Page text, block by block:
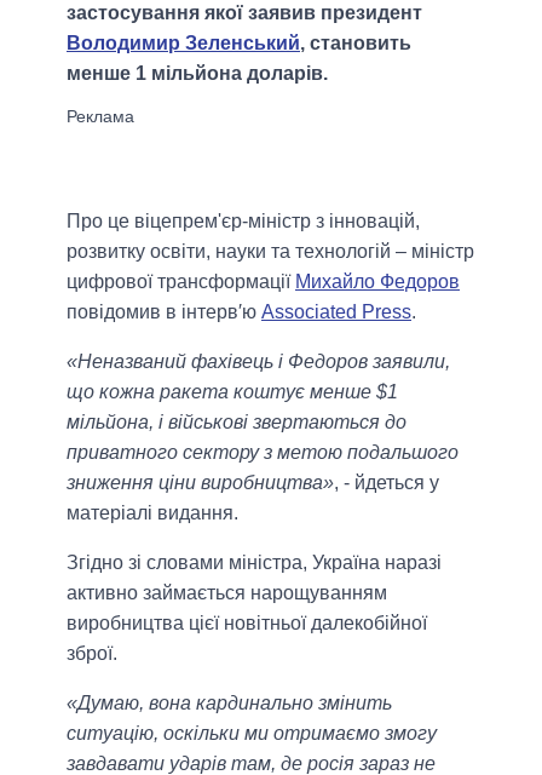
застосування якої заявив президент
Володимир Зеленський, становить
менше 1 мільйона доларів.
Про це віцепрем'єр-міністр з інновацій,
розвитку освіти, науки та технологій – міністр
цифрової трансформації Михайло Федоров
повідомив в інтерв′ю Associated Press.
«Неназваний фахівець і Федоров заявили,
що кожна ракета коштує менше $1
мільйона, і військові звертаються до
приватного сектору з метою подальшого
зниження ціни виробництва», - йдеться у
матеріалі видання.
Згідно зі словами міністра, Україна наразі
активно займається нарощуванням
виробництва цієї новітньої далекобійної
зброї.
«Думаю, вона кардинально змінить
ситуацію, оскільки ми отримаємо змогу
завдавати ударів там, де росія зараз не